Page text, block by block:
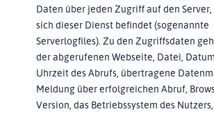
Daten über jeden Zugriff auf den
sich dieser Dienst befindet (sogenannte
Serverlogfiles). Zu den Zugriffsdaten
der abgerufenen Webseite, Datei,
Uhrzeit des Abrufs, übertragene
Meldung über erfolgreichen Abruf,
Version, das Betriebssystem des